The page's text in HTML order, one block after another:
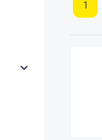
1